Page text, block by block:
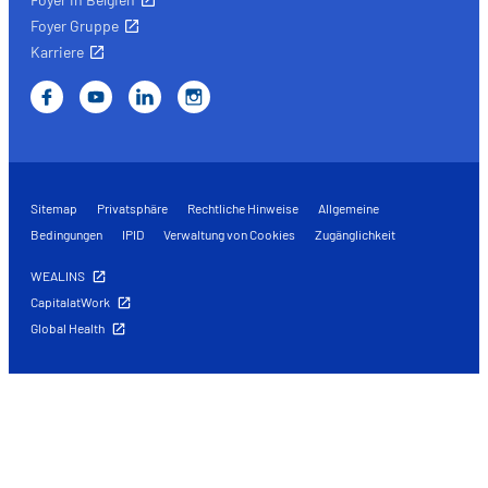
Foyer Gruppe
Karriere
Sitemap Privatsphäre Rechtliche Hinweise
Allgemeine
Bedingungen
IPID Verwaltung von Cookies Zugänglichkeit
WEALINS
CapitalatWork
Global Health